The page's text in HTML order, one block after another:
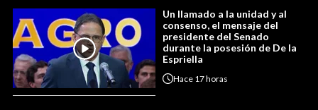
Un llamado a la unidad y al
consenso, el mensaje del
presidente del Senado
durante la posesión de De la
Espriella
Hace 17 horas